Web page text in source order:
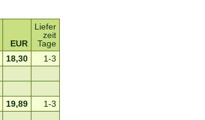
EUR
Liefer
zeit
Tage
18,30
1-3
19,89
1-3